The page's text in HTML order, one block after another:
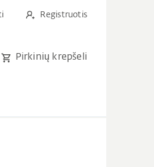
Registruotis
Pirkinių krepšeli